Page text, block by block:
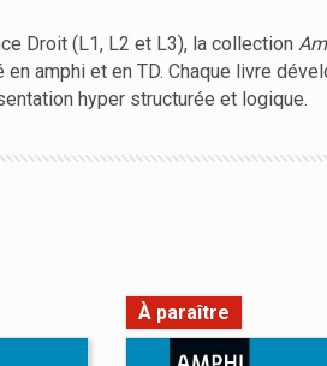
Droit (L1, L2 et L3), la collection
amphi et en TD. Chaque livre
hyper structurée et logique.
À paraître